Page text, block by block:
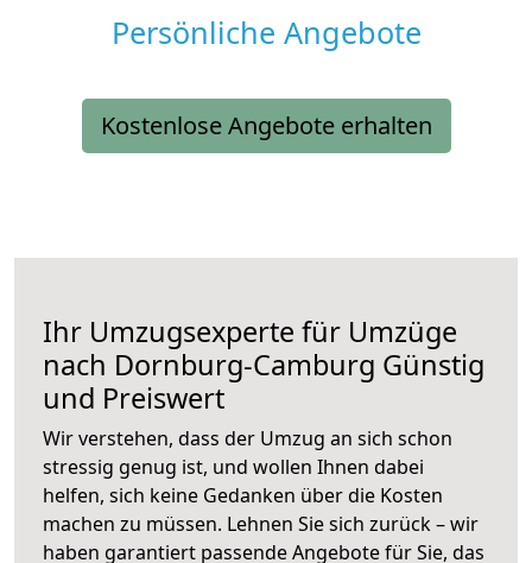
Persönliche Angebote
Kostenlose Angebote erhalten
Ihr Umzugsexperte für Umzüge
nach Dornburg-Camburg Günstig
und Preiswert
Wir verstehen, dass der Umzug an sich schon
stressig genug ist, und wollen Ihnen dabei
helfen, sich keine Gedanken über die Kosten
machen zu müssen. Lehnen Sie sich zurück – wir
haben garantiert passende Angebote für Sie, das